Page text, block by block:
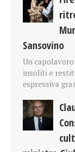
Sansovino
Un
insoliti e
espressiva